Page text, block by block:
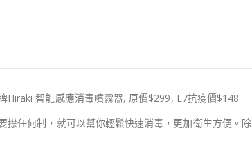
智能感應消毒噴霧器, 原價$299, E7抗疫價$148
任何制，就可以幫你輕鬆快速消毒，更加衛生方便。